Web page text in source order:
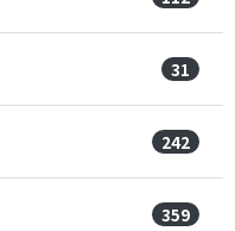
31
242
359